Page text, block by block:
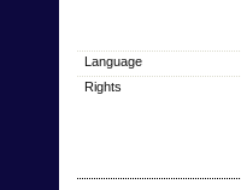
Language
Rights